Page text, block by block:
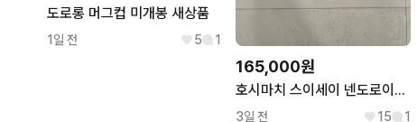
도로롱 머그컵 미개봉 새상품
1일 전 5 1
165,000원
호시마치 스이세이 넨도로이드 피규어 굿즈 세트
3일 전 15 1